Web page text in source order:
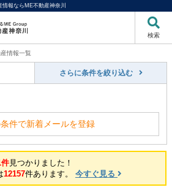
情報ならME不動産神奈川
検索
情報一覧
さらに条件を絞り込む
件で新着メールを登録
見つかりました！
12157件あります。 今すぐ見る